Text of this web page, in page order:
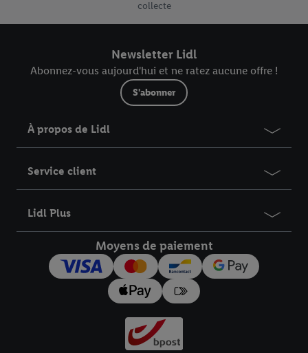
collecte
Newsletter Lidl
Abonnez-vous aujourd'hui et ne ratez aucune offre !
S'abonner
À propos de Lidl
Service client
Lidl Plus
Moyens de paiement